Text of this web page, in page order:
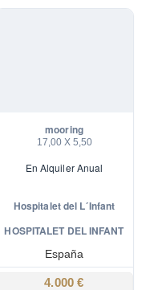
mooring
mooring
17,00 X 5,50
En Alquiler Anual
Hospitalet del L´Infant
HOSPITALET DEL INFANT
España
4.000 €